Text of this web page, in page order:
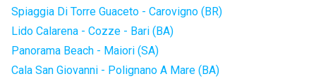
Spiaggia Di Torre Guaceto - Carovigno (BR)
Lido Calarena - Cozze - Bari (BA)
Panorama Beach - Maiori (SA)
Cala San Giovanni - Polignano A Mare (BA)